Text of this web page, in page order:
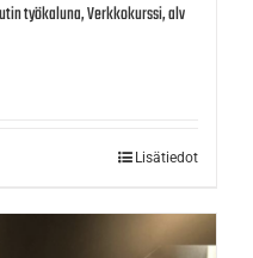
työkaluna, Verkkokurssi, alv
Lisätiedot